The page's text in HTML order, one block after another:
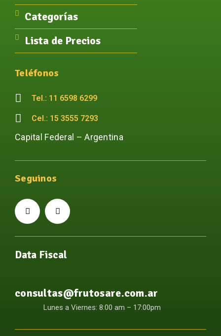
Categorías
Lista de Precios
Teléfonos
Tel.: 11 6598 6299
Cel.: 15 3555 7293
Capital Federal – Argentina
Seguinos
Data Fiscal
consultas@frutosare.com.ar
Lunes a Viernes: 8:00 am – 17:00pm